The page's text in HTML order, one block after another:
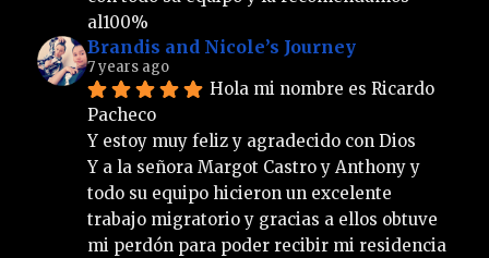
al100%
Brandis and Nicole’s Journey
7 years ago
Hola mi nombre es Ricardo
Pacheco
Y estoy muy feliz y agradecido con Dios
Y a la señora Margot Castro y Anthony y
todo su equipo hicieron un excelente
trabajo migratorio y gracias a ellos obtuve
mi perdón para poder recibir mi residencia